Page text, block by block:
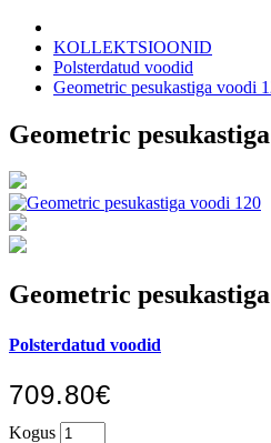
KOLLEKTSIOONID
Polsterdatud voodid
Geometric pesukastiga voodi
Geometric
Geometric
Polsterdatud voodid
709.80€
Kogus